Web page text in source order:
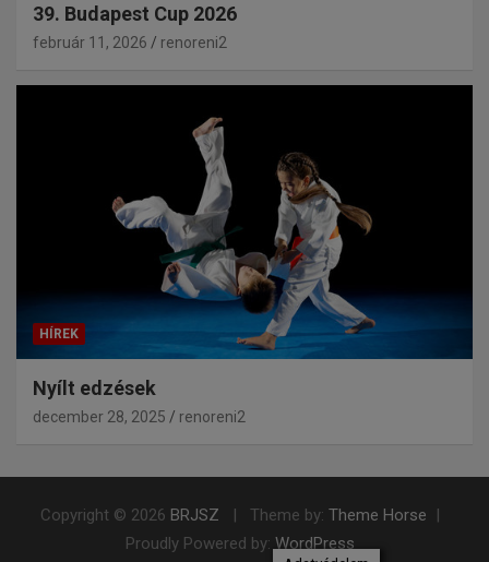
39. Budapest Cup 2026
február 11, 2026 renoreni2
HÍREK
Nyílt edzések
december 28, 2025 renoreni2
Copyright © 2026 BRJSZ Theme by: Theme Horse
Proudly Powered by: WordPress